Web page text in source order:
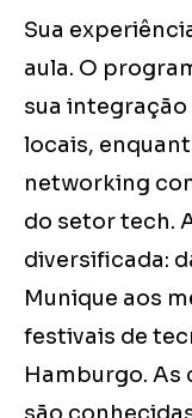
Sua
aula. O
sua
locais,
networking
do setor tech.
diversificada:
Munique aos
festivais de
Hamburgo. As